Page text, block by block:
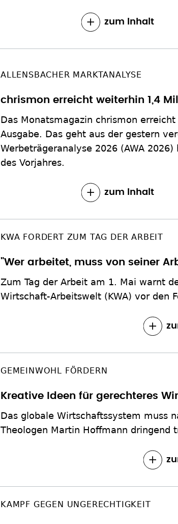
zum Inhalt
ALLENSBACHER MARKTANALYSE
chrismon erreicht weiterhin 1,4
Das Monatsmagazin chrismon
Ausgabe. Das geht aus der gestern
Werbeträgeranalyse 2026 (AWA
des Vorjahres.
zum Inhalt
KWA FORDERT ZUM TAG DER ARBEIT
"Wer arbeitet, muss von seiner
Zum Tag der Arbeit am 1. Mai warnt
Wirtschaft-Arbeitswelt (KWA) vor den
GEMEINWOHL FÖRDERN
Kreative Ideen für gerechteres
Das globale Wirtschaftssystem muss
Theologen Martin Hoffmann dringend
KAMPF GEGEN UNGERECHTIGKEIT